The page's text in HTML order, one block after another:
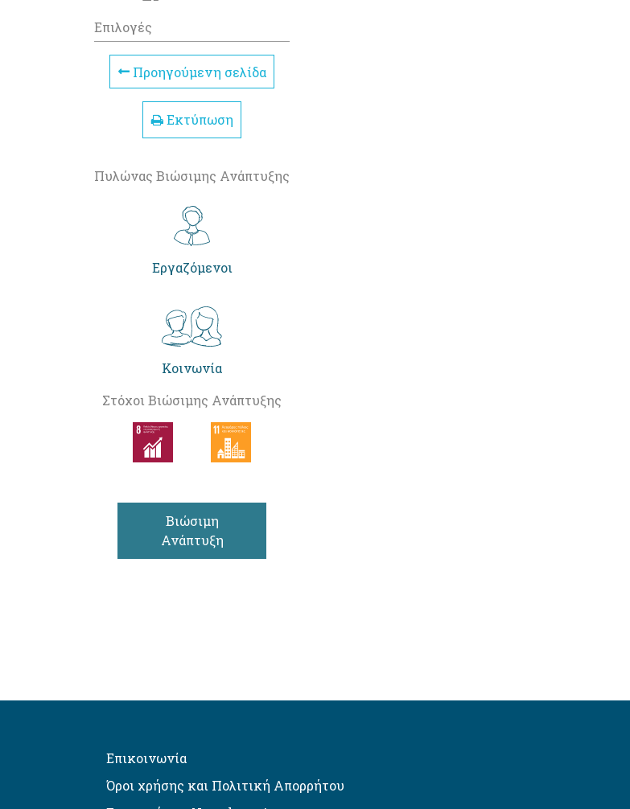
Επιλογές
Προηγούμενη σελίδα
Εκτύπωση
Πυλώνας Βιώσιμης Ανάπτυξης
Εργαζόμενοι
Κοινωνία
Στόχοι Βιώσιμης Ανάπτυξης
Βιώσιμη
Ανάπτυξη
Επικοινωνία
Όροι χρήσης και Πολιτική Απορρήτου